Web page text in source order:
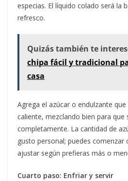
especias. El líquido colado será la
refresco.
Quizás también te
chipa fácil y tradicional
casa
Agrega el azúcar o endulzante
caliente, mezclando bien para que
completamente. La cantidad de
gusto personal; puedes comenzar
ajustar según prefieras más o
Cuarto paso: Enfriar y servir